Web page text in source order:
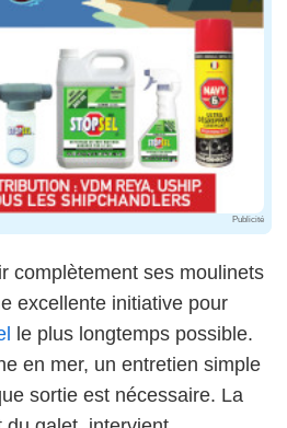
Publicité
complètement ses moulinets
excellente initiative pour
le plus longtemps possible.
en mer, un entretien simple
sortie est nécessaire. La